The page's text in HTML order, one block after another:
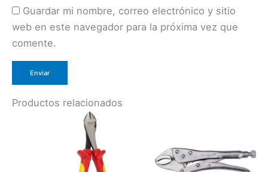
Guardar mi nombre, correo electrónico y sitio
web en este navegador para la próxima vez que
comente.
Productos relacionados